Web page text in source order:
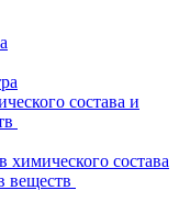
состава и
химического состава
веществ